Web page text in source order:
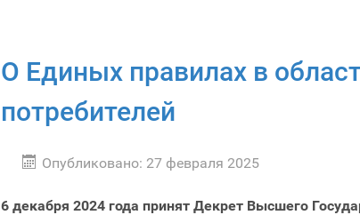
О Единых правилах в
потребителей
Опубликовано: 27 февраля 2025
6 декабря 2024 года принят Декрет Высшего